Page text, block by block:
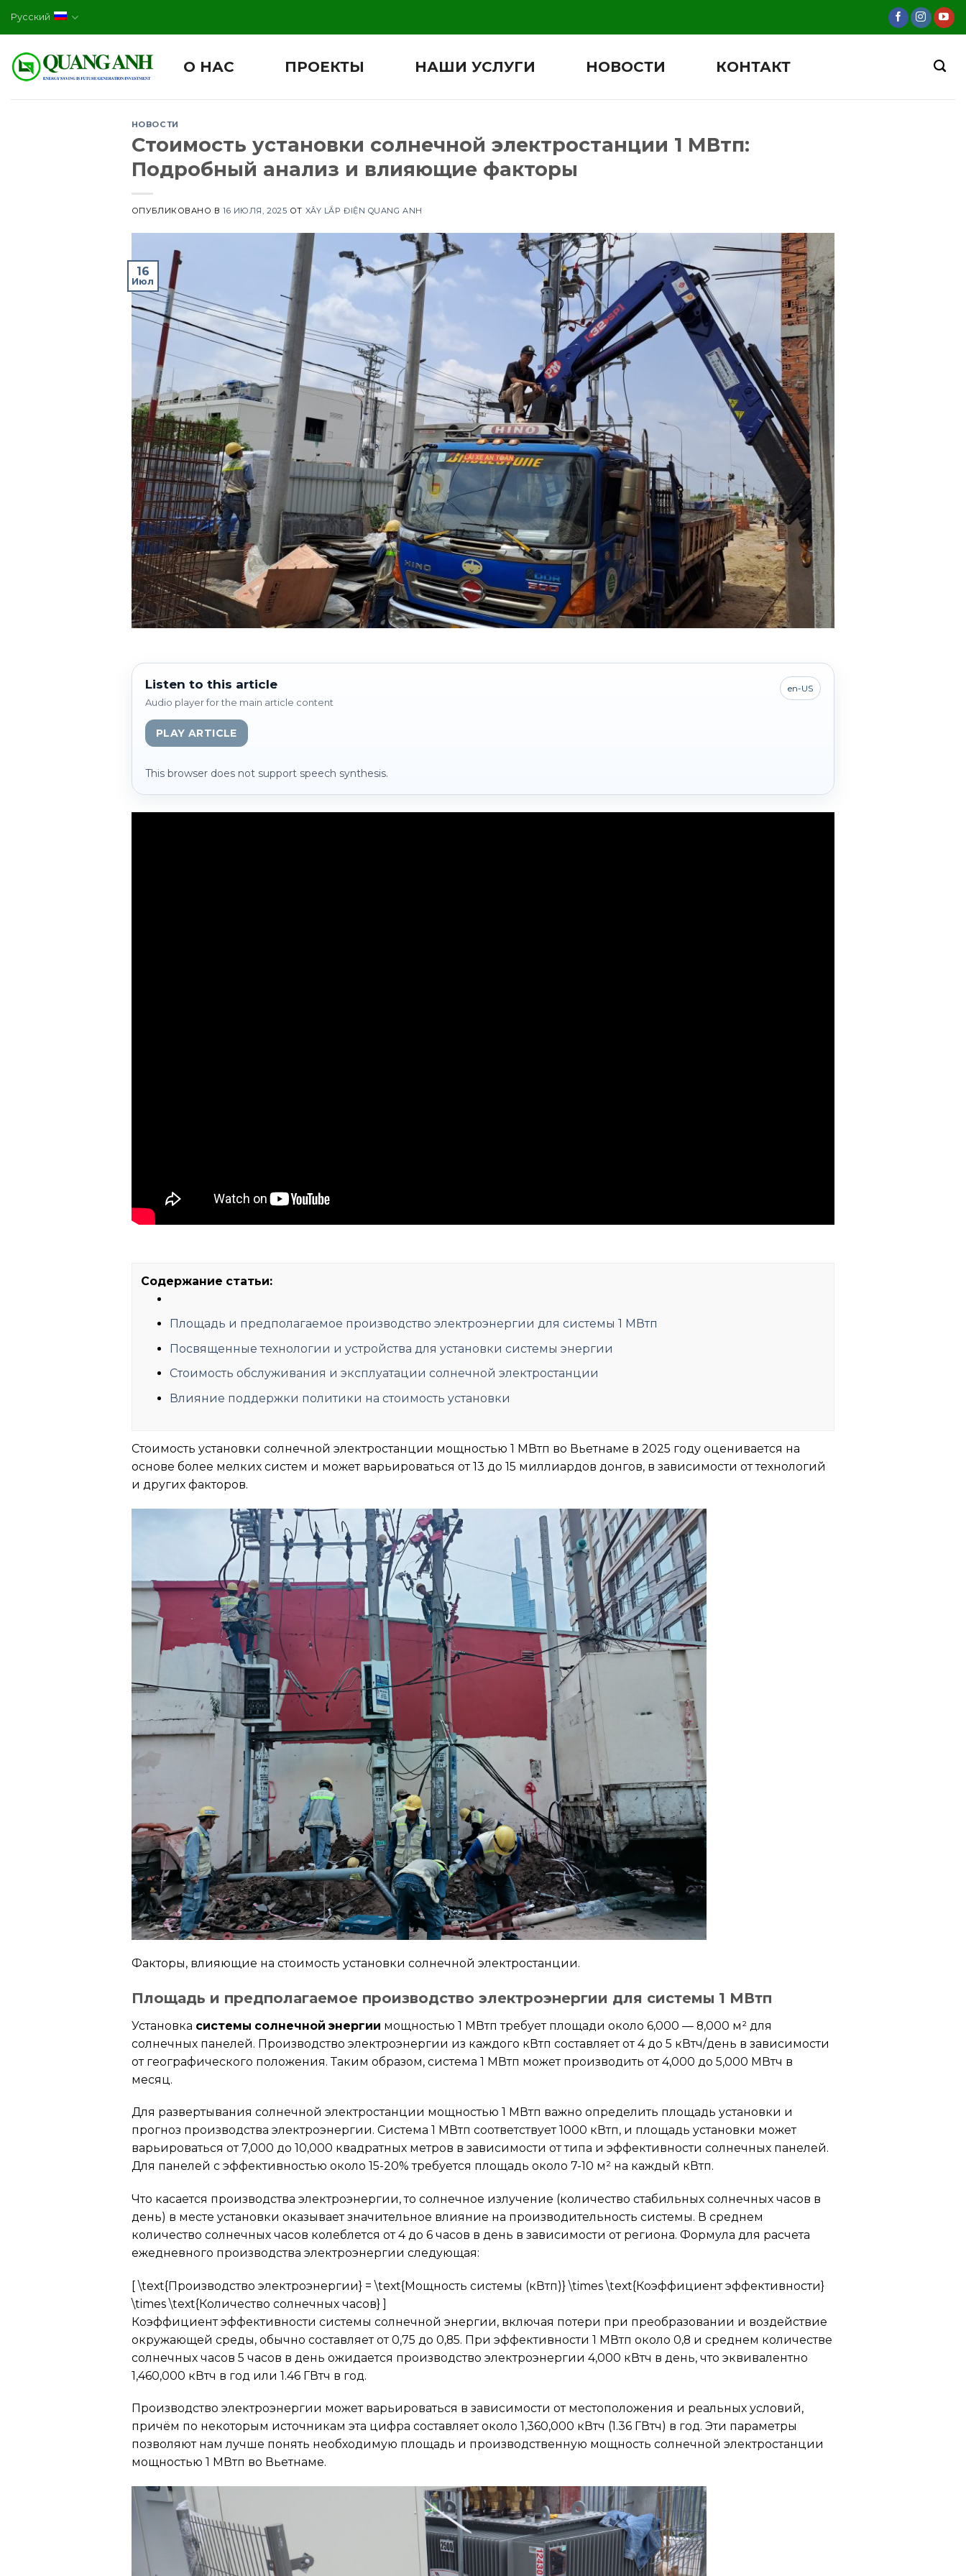
Русский
О НАС ПРОЕКТЫ НАШИ УСЛУГИ НОВОСТИ КОНТАКТ
НОВОСТИ
Стоимость установки солнечной электростанции 1 МВтп:
Подробный анализ и влияющие факторы
ОПУБЛИКОВАНО В16 ИЮЛЯ, 2025 ОТ XÂY LẮP ĐIỆN QUANG ANH
16
Июл
Listen to this article
Audio player for the main article content
en-US
PLAY ARTICLE
This browser does not support speech synthesis.
Содержание статьи:
Площадь и предполагаемое производство электроэнергии для системы 1 МВтп
Посвященные технологии и устройства для установки системы энергии
Стоимость обслуживания и эксплуатации солнечной электростанции
Влияние поддержки политики на стоимость установки
Стоимость установки солнечной электростанции мощностью 1 МВтп во Вьетнаме в 2025 году оценивается на
основе более мелких систем и может варьироваться от 13 до 15 миллиардов донгов, в зависимости от технологий
и других факторов.
Факторы, влияющие на стоимость установки солнечной электростанции.
Площадь и предполагаемое производство электроэнергии для системы 1 МВтп
Установка системы солнечной энергии мощностью 1 МВтп требует площади около 6,000 — 8,000 м² для
солнечных панелей. Производство электроэнергии из каждого кВтп составляет от 4 до 5 кВтч/день в зависимости
от географического положения. Таким образом, система 1 МВтп может производить от 4,000 до 5,000 МВтч в
месяц.
Для развертывания солнечной электростанции мощностью 1 МВтп важно определить площадь установки и
прогноз производства электроэнергии. Система 1 МВтп соответствует 1000 кВтп, и площадь установки может
варьироваться от 7,000 до 10,000 квадратных метров в зависимости от типа и эффективности солнечных панелей.
Для панелей с эффективностью около 15-20% требуется площадь около 7-10 м² на каждый кВтп.
Что касается производства электроэнергии, то солнечное излучение (количество стабильных солнечных часов в
день) в месте установки оказывает значительное влияние на производительность системы. В среднем
количество солнечных часов колеблется от 4 до 6 часов в день в зависимости от региона. Формула для расчета
ежедневного производства электроэнергии следующая:
[ \text{Производство электроэнергии} = \text{Мощность системы (кВтп)} \times \text{Коэффициент эффективности}
\times \text{Количество солнечных часов} ]
Коэффициент эффективности системы солнечной энергии, включая потери при преобразовании и воздействие
окружающей среды, обычно составляет от 0,75 до 0,85. При эффективности 1 МВтп около 0,8 и среднем количестве
солнечных часов 5 часов в день ожидается производство электроэнергии 4,000 кВтч в день, что эквивалентно
1,460,000 кВтч в год или 1.46 ГВтч в год.
Производство электроэнергии может варьироваться в зависимости от местоположения и реальных условий,
причём по некоторым источникам эта цифра составляет около 1,360,000 кВтч (1.36 ГВтч) в год. Эти параметры
позволяют нам лучше понять необходимую площадь и производственную мощность солнечной электростанции
мощностью 1 МВтп во Вьетнаме.